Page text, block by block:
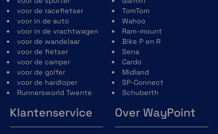
S
50 - 55 cm
M
55 - 59 cm
L
59 - 63 cm
Specificaties
voor de racefietser
voor in de auto
voor in de vrachtwagen
voor de wandelaar
voor de fietser
voor de camper
voor de golfer
voor de hardloper
Runnersworld Twente
TomTom
Wahoo
Ram-mount
Bike P en R
Sena
Cardo
Midland
SP-Connect
Schuberth
Klantenservice Over WayPoint